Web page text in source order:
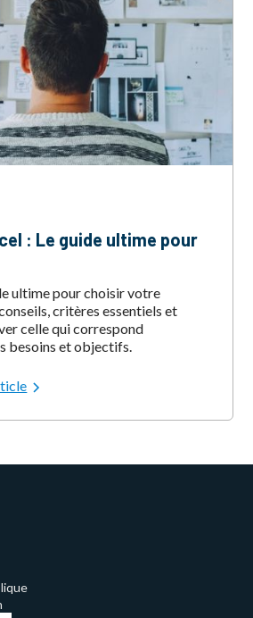
: Le guide ultime pour
ultime pour choisir votre
critères essentiels et
celle qui correspond
besoins et objectifs.